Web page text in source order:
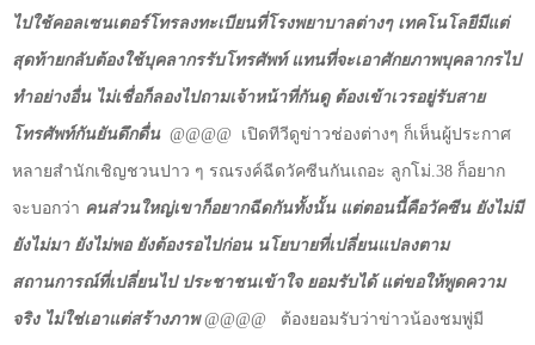
ไปใช้คอลเซนเตอร์โทรลงทะเบียนที่โรงพยาบาลต่างๆ เทคโนโลยีมีแต่
สุดท้ายกลับต้องใช้บุคลากรรับโทรศัพท์ แทนที่จะเอาศักยภาพบุคลากรไป
ทำอย่างอื่น ไม่เชื่อก็ลองไปถามเจ้าหน้าที่กันดู ต้องเข้าเวรอยู่รับสาย
โทรศัพท์กันยันดึกดื่น @@@@ เปิดทีวีดูข่าวช่องต่างๆ ก็เห็นผู้ประกาศ
หลายสำนักเชิญชวนปาว ๆ รณรงค์ฉีดวัคซีนกันเถอะ ลูกโม่.38 ก็อยาก
จะบอกว่า คนส่วนใหญ่เขาก็อยากฉีดกันทั้งนั้น แต่ตอนนี้คือวัคซีน ยังไม่มี
ยังไม่มา ยังไม่พอ ยังต้องรอไปก่อน นโยบายที่เปลี่ยนแปลงตาม
สถานการณ์ที่เปลี่ยนไป ประชาชนเข้าใจ ยอมรับได้ แต่ขอให้พูดความ
จริง ไม่ใช่เอาแต่สร้างภาพ @@@@ ต้องยอมรับว่าข่าวน้องชมพู่มี